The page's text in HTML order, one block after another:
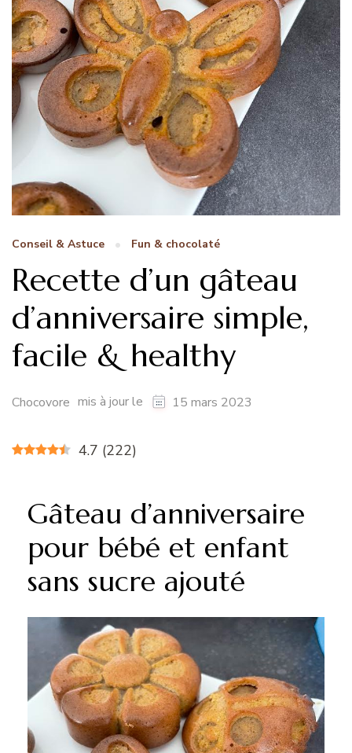
Conseil & Astuce Fun & chocolaté
Recette d’un gâteau
d’anniversaire simple,
facile & healthy
Chocovore mis à jour le 15 mars 2023
4.7 (222)
Gâteau d’anniversaire
pour bébé et enfant
sans sucre ajouté